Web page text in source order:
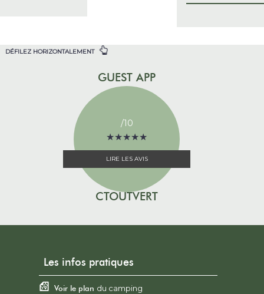
DÉFILEZ HORIZONTALEMENT
GUEST APP
/10
★★★★★
★★★★★
LIRE LES AVIS
CTOUTVERT
Les infos pratiques
Voir le plan du camping